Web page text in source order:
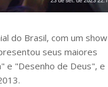
do Brasil, com um show
seus maiores
e "Desenho de Deus", e